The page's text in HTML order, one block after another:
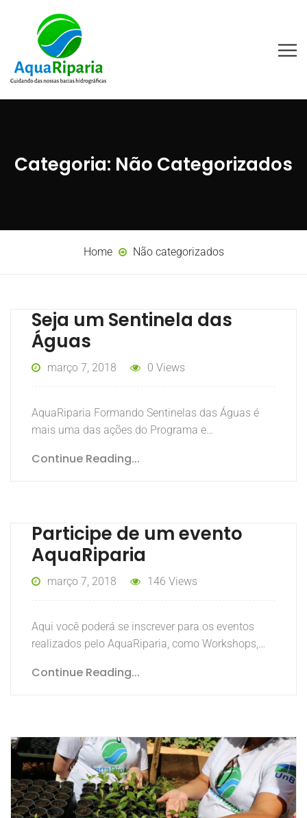
Categoria: Não Categorizados
Home Não categorizados
Seja um Sentinela das
Águas
março 7, 2018 0 Views
AquaRiparia Formando Sentinelas das Águas é
mais uma das ações do Programa e…
Continue Reading...
Participe de um evento
AquaRiparia
março 7, 2018 146 Views
Aqui você poderá se inscrever para os eventos
realizados pelo AquaRiparia, como Workshops,…
Continue Reading...